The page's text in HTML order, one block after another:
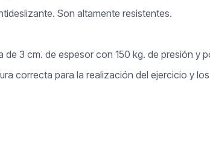
Son altamente resistentes.
3 cm. de espesor con 150 kg. de presión y
correcta para la realización del ejercicio y